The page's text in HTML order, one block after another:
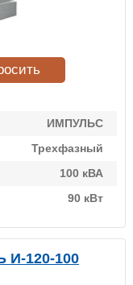
ИМПУЛЬС
Трехфазный
100 кВА
90 кВт
120-100